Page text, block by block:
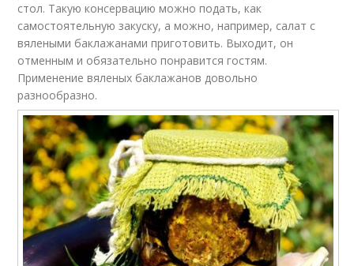
стол. Такую консервацию можно подать, как
самостоятельную закуску, а можно, например, салат с
вялеными баклажанами приготовить. Выходит, он
отменным и обязательно понравится гостям.
Применение вяленых баклажанов довольно
разнообразно.